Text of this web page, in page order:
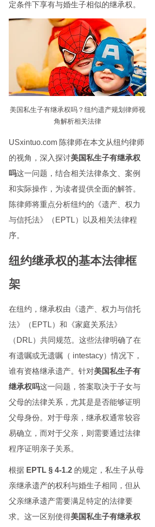
定条件下享有与婚生子相似的继承权。
美国私生子有继承权吗？纽约遗产规划律师视
角解析相关法律
USxintuo.com 陈律师在本文从纽约律师
的视角，深入探讨美国私生子有继承权
吗这一问题，结合相关法律条文、案例
和实际操作，为读者提供全面的解答。
陈律师将重点分析纽约的《遗产、权力
与信托法》（EPTL）以及相关法律程
序。
纽约继承权的基本法律框
架
在纽约，继承权由《遗产、权力与信托
法》（EPTL）和《家庭关系法》
（DRL）共同规范。这些法律明确了在
有遗嘱或无遗嘱（ intestacy）情况下，
谁有资格继承遗产。针对美国私生子有
继承权吗这一问题，答案取决于子女与
父母的法律关系，尤其是是否能够证明
父母身份。对于母亲，继承权通常较容
易确立，而对于父亲，则需要通过法律
程序证明亲子关系。
根据 EPTL § 4-1.2 的规定，私生子从母
亲继承遗产的权利与婚生子相同，但从
父亲继承遗产需要满足特定的法律要
求。这一区别使得美国私生子有继承权